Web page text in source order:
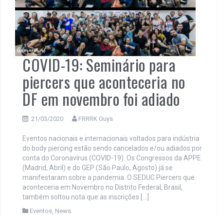
COVID-19: Seminário para
piercers que aconteceria no
DF em novembro foi adiado
21/03/2020 FRRRK Guys
Eventos nacionais e internacionais voltados para indústria
do body piercing estão sendo cancelados e/ou adiados por
conta do Coronavírus (COVID-19). Os Congressos da APPE
(Madrid, Abril) e do GEP (São Paulo, Agosto) já se
manifestaram sobre a pandemia. O SEDUC Piercers que
aconteceria em Novembro no Distrito Federal, Brasil,
também soltou nota que as inscrições […]
Eventos News